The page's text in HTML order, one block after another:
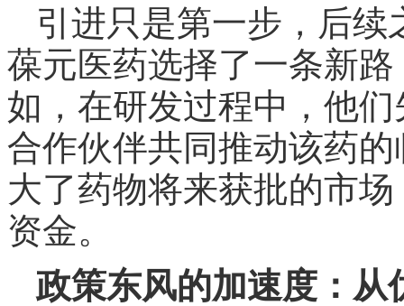
引进只是第一步，后
葆元医药选择了一条新路
如，在研发过程中，他
合作伙伴共同推动该药
大了药物将来获批的市
资金。
政策东风的加速度：从